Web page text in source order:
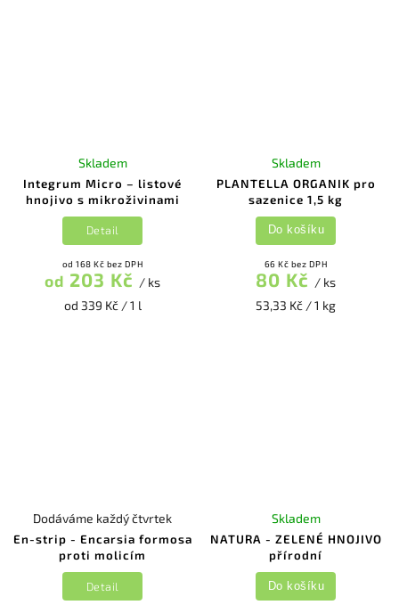
Integrum Micro – listové
hnojivo s mikroživinami
Skladem
od 168 Kč bez DPH
od 203 Kč / ks
od 339 Kč / 1 l
Detail
PLANTELLA ORGANIK pro
sazenice 1,5 kg
Skladem
66 Kč bez DPH
80 Kč / ks
53,33 Kč / 1 kg
Do košíku
En-strip - Encarsia formosa
proti molicím
Dodáváme každý čtvrtek
Detail
NATURA - ZELENÉ HNOJIVO
přírodní
Skladem
Do košíku